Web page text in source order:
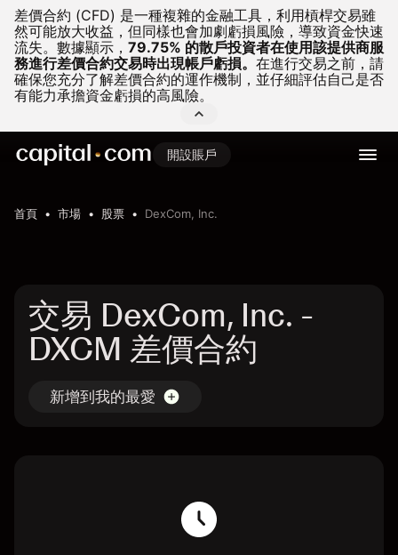
差價合約 (CFD) 是一種複雜的金融工具，利用槓桿交易雖
然可能放大收益，但同樣也會加劇虧損風險，導致資金快速
流失。 數據顯示， 79.75% 的散戶投資者在使用該提供商服
務進行差價合約交易時出現帳戶虧損。 在進行交易之前，請
確保您充分了解差價合約的運作機制，並仔細評估自己是否
有能力承擔資金虧損的高風險。
開設賬戶
首頁 市場 股票 DexCom, Inc.
交易 DexCom, Inc. -
DXCM 差價合約
新增到我的最愛